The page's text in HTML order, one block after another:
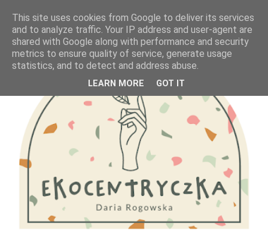
This site uses cookies from Google to deliver its services
and to analyze traffic. Your IP address and user-agent are
shared with Google along with performance and security
metrics to ensure quality of service, generate usage
statistics, and to detect and address abuse.
LEARN MORE GOT IT